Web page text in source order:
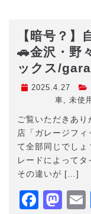
【暗号？
🚗金沢・野
ックス/
2025.4.27
車, 未使
ご覧いただきあ
店「ガレージフ
て全部同じでし
レードによって
その違いが […]